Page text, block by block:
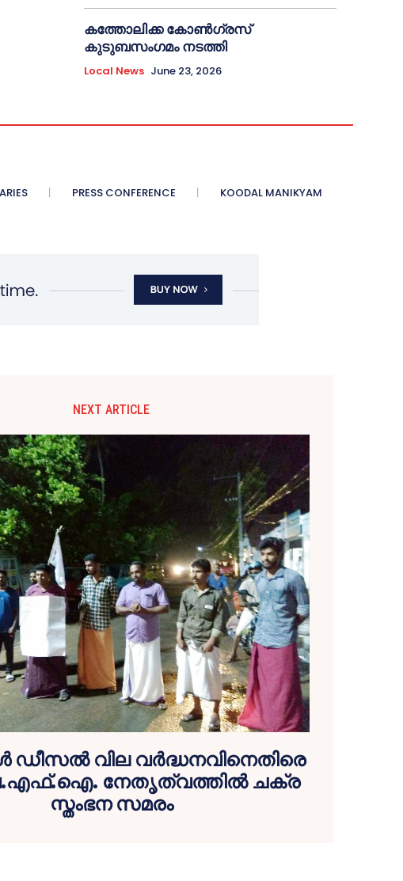
കത്തോലിക്ക കോൺഗ്രസ്
കുടുബസംഗമം നടത്തി
Local News June 23, 2026
PRESS CONFERENCE KOODAL MANIKYAM
NEXT ARTICLE
ഡീസൽ വില വർദ്ധനവിനെതിരെ
നേതൃത്വത്തിൽ ചക്ര
സ്തംഭന സമരം